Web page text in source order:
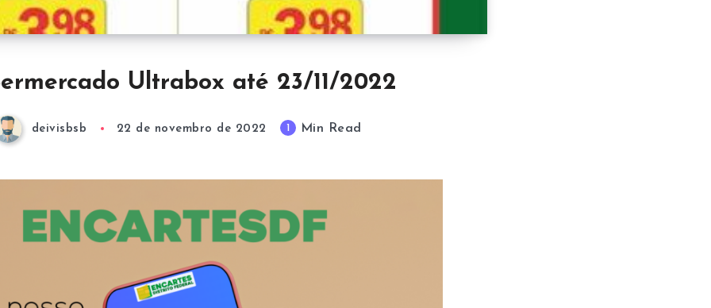
Ultrabox até 23/11/2022
deivisbsb 22 de novembro de 2022 Min Read